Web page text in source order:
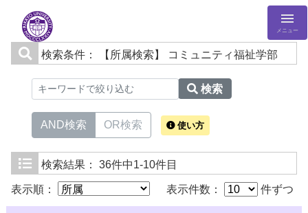
メニュー
検索条件： 【所属検索】 コミュニティ福祉学部
検索
AND検索 OR検索 使い方
検索結果： 36件中1-10件目
表示順： 表示件数： 件ずつ